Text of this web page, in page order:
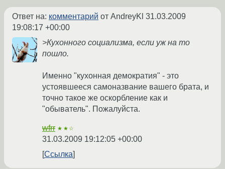
Ответ на: комментарий от AndreyKl 31.03.2009
19:08:17 +00:00
>Кухонного социализма, если уж на то
пошло.
Именно "кухонная демократия" - это
устоявшееся самоназвание вашего брата, и
точно такое же оскорбление как и
"обыватель". Пожалуйста.
wfrr ★★☆
31.03.2009 19:12:05 +00:00
Ссылка